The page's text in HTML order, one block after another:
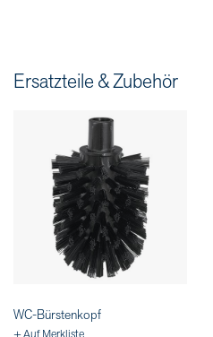
Ersatzteile & Zubehör
WC-Bürstenkopf